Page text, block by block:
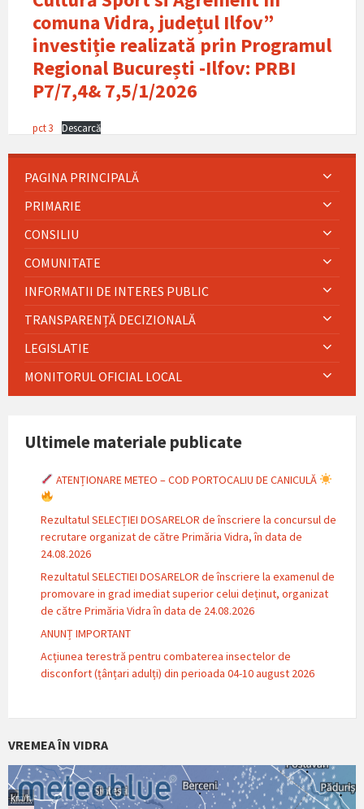
comuna Vidra, județul Ilfov”
investiție realizată prin Programul
Regional București -Ilfov: PRBI
P7/7,4& 7,5/1/2026
pct 3 Descarcă
PAGINA PRINCIPALĂ
PRIMARIE
CONSILIU
COMUNITATE
INFORMATII DE INTERES PUBLIC
TRANSPARENȚĂ DECIZIONALĂ
LEGISLATIE
MONITORUL OFICIAL LOCAL
Ultimele materiale publicate
ATENȚIONARE METEO – COD PORTOCALIU DE CANICULĂ
Rezultatul SELECȚIEI DOSARELOR de înscriere la concursul de
recrutare organizat de către Primăria Vidra, în data de
24.08.2026
Rezultatul SELECTIEI DOSARELOR de înscriere la examenul de
promovare in grad imediat superior celui deținut, organizat
de către Primăria Vidra în data de 24.08.2026
ANUNȚ IMPORTANT
Acțiunea terestră pentru combaterea insectelor de
disconfort (țânțari adulți) din perioada 04-10 august 2026
VREMEA ÎN VIDRA